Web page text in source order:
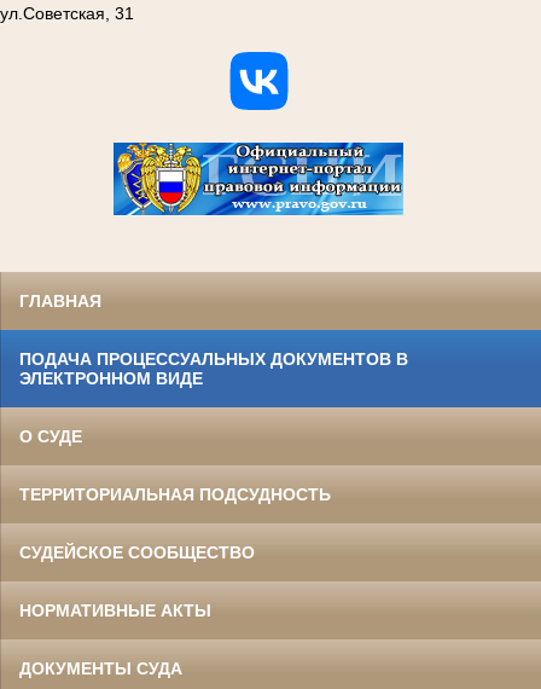
ул.Советская, 31
ГЛАВНАЯ
ПОДАЧА ПРОЦЕССУАЛЬНЫХ ДОКУМЕНТОВ В
ЭЛЕКТРОННОМ ВИДЕ
О СУДЕ
ТЕРРИТОРИАЛЬНАЯ ПОДСУДНОСТЬ
СУДЕЙСКОЕ СООБЩЕСТВО
НОРМАТИВНЫЕ АКТЫ
ДОКУМЕНТЫ СУДА